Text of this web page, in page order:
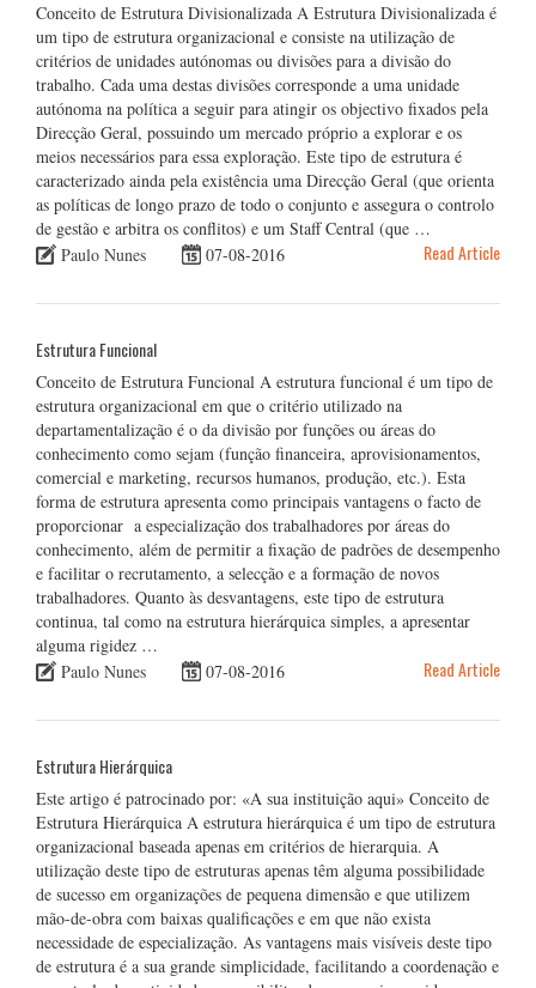
Conceito de Estrutura Divisionalizada A Estrutura Divisionalizada é
um tipo de estrutura organizacional e consiste na utilização de
critérios de unidades autónomas ou divisões para a divisão do
trabalho. Cada uma destas divisões corresponde a uma unidade
autónoma na política a seguir para atingir os objectivo fixados pela
Direcção Geral, possuindo um mercado próprio a explorar e os
meios necessários para essa exploração. Este tipo de estrutura é
caracterizado ainda pela existência uma Direcção Geral (que orienta
as políticas de longo prazo de todo o conjunto e assegura o controlo
de gestão e arbitra os conflitos) e um Staff Central (que …
Paulo Nunes
07-08-2016 Read Article
Estrutura Funcional
Conceito de Estrutura Funcional A estrutura funcional é um tipo de
estrutura organizacional em que o critério utilizado na
departamentalização é o da divisão por funções ou áreas do
conhecimento como sejam (função financeira, aprovisionamentos,
comercial e marketing, recursos humanos, produção, etc.). Esta
forma de estrutura apresenta como principais vantagens o facto de
proporcionar a especialização dos trabalhadores por áreas do
conhecimento, além de permitir a fixação de padrões de desempenho
e facilitar o recrutamento, a selecção e a formação de novos
trabalhadores. Quanto às desvantagens, este tipo de estrutura
continua, tal como na estrutura hierárquica simples, a apresentar
alguma rigidez …
Paulo Nunes
07-08-2016 Read Article
Estrutura Hierárquica
Este artigo é patrocinado por: «A sua instituição aqui» Conceito de
Estrutura Hierárquica A estrutura hierárquica é um tipo de estrutura
organizacional baseada apenas em critérios de hierarquia. A
utilização deste tipo de estruturas apenas têm alguma possibilidade
de sucesso em organizações de pequena dimensão e que utilizem
mão-de-obra com baixas qualificações e em que não exista
necessidade de especialização. As vantagens mais visíveis deste tipo
de estrutura é a sua grande simplicidade, facilitando a coordenação e